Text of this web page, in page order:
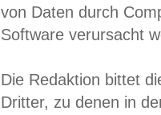
von Daten durch
Software verursacht
Die Redaktion bittet
Dritter, zu denen in